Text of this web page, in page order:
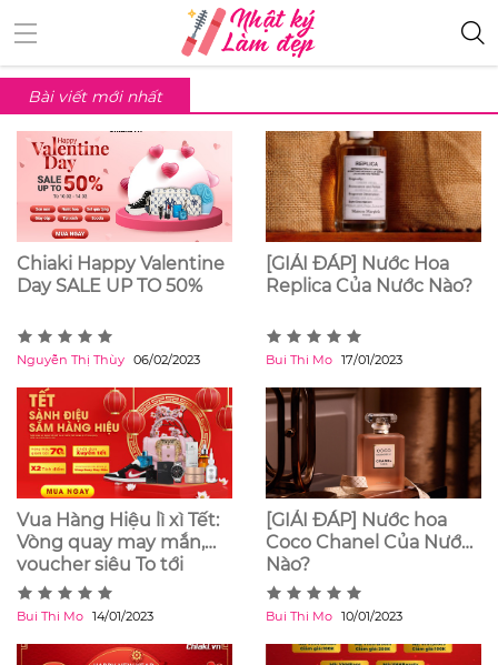
Bài viết mới nhất
Chiaki Happy Valentine
Day SALE UP TO 50%
Nguyễn Thị Thùy 06/02/2023
[GIẢI ĐÁP] Nước Hoa
Replica Của Nước Nào?
Bui Thi Mo 17/01/2023
Vua Hàng Hiệu lì xì Tết:
Vòng quay may mắn,
voucher siêu To tới
300K, tổng giá trị lên tới
1 tỷ đồng
Bui Thi Mo 14/01/2023
[GIẢI ĐÁP] Nước hoa
Coco Chanel Của Nước
Nào?
Bui Thi Mo 10/01/2023